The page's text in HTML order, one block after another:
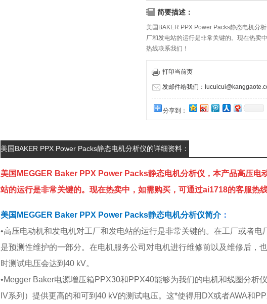
简要描述：
美国BAKER PPX Power Packs静态电机分
厂和发电站的运行是非常关键的。现在热卖
热线联系我们！
打印当前页
发邮件给我们：
分享到：
美国BAKER PPX Power Packs静态电机分析仪的详细资料：
美国MEGGER Baker PPX Power Packs静态电机分析仪，本产品高压电
站的运行是非常关键的。现在热卖中，如需购买，可通过ai1718的客服热
美国MEGGER Baker PPX Power Packs静态电机分析仪简介 ：
•高压电动机和发电机对工厂和发电站的运行是非常关键的。在工厂或者电
是预测性维护的一部分。在电机服务公司对电机进行维修前以及维修后，
时测试电压会达到40 kV。
•Megger Baker电源增压箱PPX30和PPX40能够为我们的电机和线圈分析
IV系列）提供更高的和可到40 kV的测试电压。这*使得用DX或者AWA和